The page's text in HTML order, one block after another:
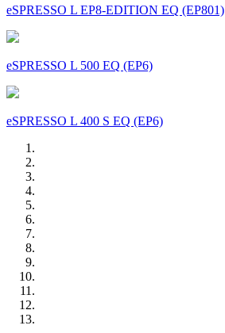
eSPRESSO L EP8-EDITION EQ (EP801)
eSPRESSO L 500 EQ (EP6)
eSPRESSO L 400 S EQ (EP6)